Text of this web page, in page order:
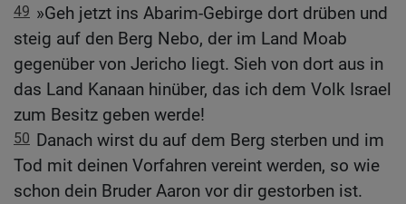
49 »Geh jetzt ins Abarim-Gebirge dort drüben und
steig auf den Berg Nebo, der im Land Moab
gegenüber von Jericho liegt. Sieh von dort aus in
das Land Kanaan hinüber, das ich dem Volk Israel
zum Besitz geben werde!
50 Danach wirst du auf dem Berg sterben und im
Tod mit deinen Vorfahren vereint werden, so wie
schon dein Bruder Aaron vor dir gestorben ist.